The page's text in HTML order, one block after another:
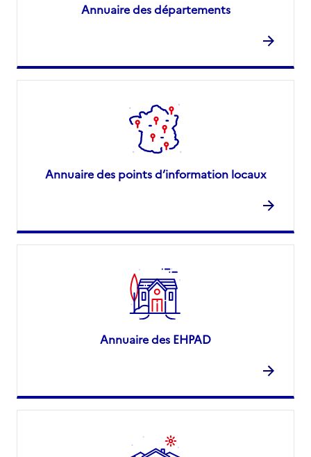
Annuaire des départements
Annuaire des points d’information locaux
Annuaire des EHPAD